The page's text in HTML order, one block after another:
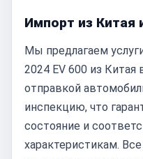
Импорт из Китая
Мы предлагаем
2024 EV 600 из Китая
отправкой
инспекцию, что
состояние и
характеристикам.